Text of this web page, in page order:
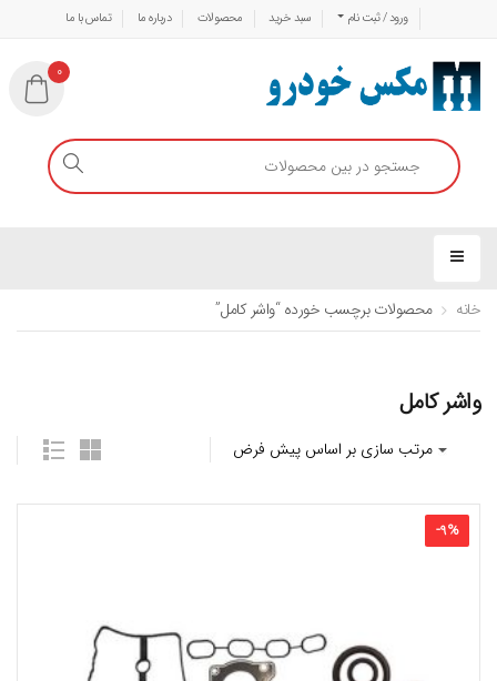
ورود / ثبت نام سبد خرید محصولات درباره ما تماس با ما
0
خانه محصولات برچسب خورده “واشر کامل”
واشر کامل
-9%